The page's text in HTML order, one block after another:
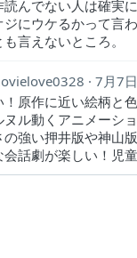
読んでない人は確実
ジにウケるかって言
言えないところ。
7月7日
原作に近い絵柄と
ヌル動くアニメーシ
の強い押井版や神山
話劇が楽しい！児